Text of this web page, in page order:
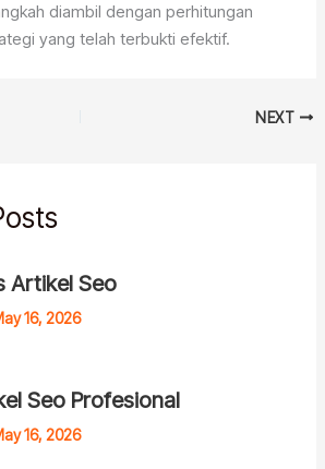
diambil dengan perhitungan
yang telah terbukti efektif.
NEXT
Artikel Seo
16, 2026
Seo Profesional
16, 2026